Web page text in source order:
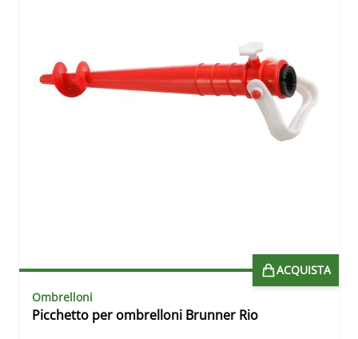
ACQUISTA
Ombrelloni
Picchetto per ombrelloni Brunner Rio